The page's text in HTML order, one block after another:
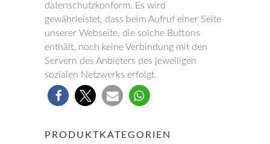
datenschutzkonform. Es wird
gewährleistet, dass beim Aufruf einer Seite
unserer Webseite, die solche Buttons
enthält, noch keine Verbindung mit den
Servern des Anbieters des jeweiligen
sozialen Netzwerks erfolgt.
PRODUKTKATEGORIEN